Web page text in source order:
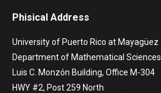
Phisical Address
University of Puerto Rico at Mayagüez
Department of Mathematical Sciences
Luis C. Monzón Building, Office M-304
HWY #2, Post 259 North